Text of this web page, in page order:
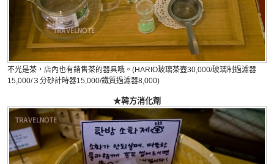
不光是茶，店內也有銷售茶的器具哦。(HARIO玻璃茶壺30,000/玻璃制過濾器
15,000/３分砂計時器15,000/鐵質過濾器8,000)
★韓方消化劑